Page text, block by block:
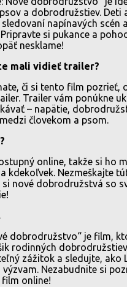
a dobrodružstiev. Deti
napínavých scén
si pukance a
nesklame!
mali vidieť trailer?
či si tento film pozrieť,
Trailer vám ponúkne
– napätie,
človekom a psom.
online, takže si ho
kdekoľvek. Nezmeškajte
nové dobrodružstvá so
dobrodružstvo“ je film,
rodinných
zážitok a sledujte, ako
výzvam. Nezabudnite si
film online!